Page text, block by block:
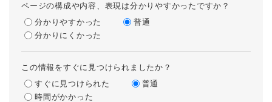
ページの構成や内容、表現は分かりやすかったですか？
分かりやすかった
普通
分かりにくかった
この情報をすぐに見つけられましたか？
すぐに見つけられた
普通
時間がかかった